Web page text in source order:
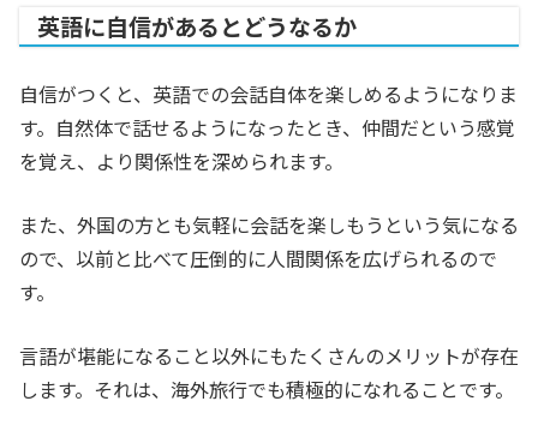
英語に自信があるとどうなるか
自信がつくと、英語での会話自体を楽しめるようになりま
す。自然体で話せるようになったとき、仲間だという感覚
を覚え、より関係性を深められます。
また、外国の方とも気軽に会話を楽しもうという気になる
ので、以前と比べて圧倒的に人間関係を広げられるので
す。
言語が堪能になること以外にもたくさんのメリットが存在
します。それは、海外旅行でも積極的になれることです。